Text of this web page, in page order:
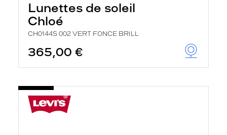
Lunettes de soleil
Chloé
CH0144S 002 VERT FONCE BRILL
365,00 €